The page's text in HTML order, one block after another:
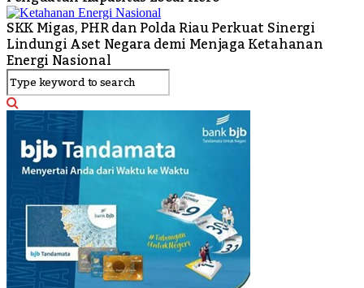
SKK Migas, PHR dan Polda Riau Perkuat Sinergi
Lindungi Aset Negara demi Menjaga Ketahanan
Energi Nasional